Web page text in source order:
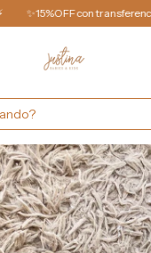
✨15%OFF con transferencia 🔥